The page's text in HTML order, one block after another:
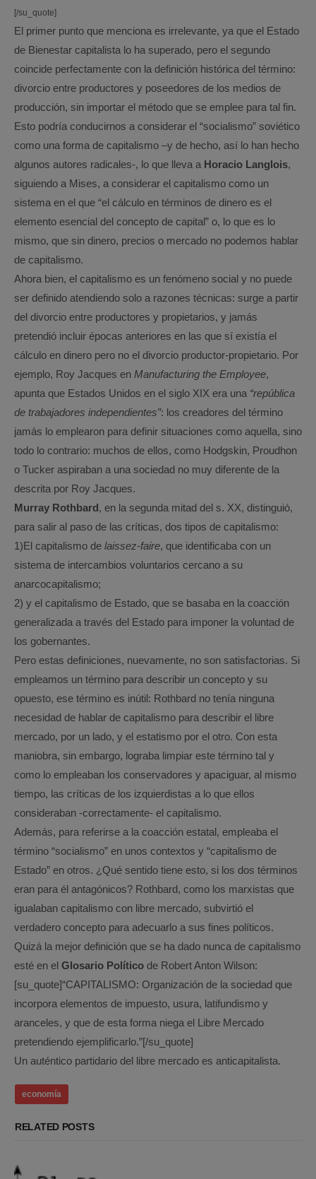
[/su_quote]
El primer punto que menciona es irrelevante, ya que el Estado
de Bienestar capitalista lo ha superado, pero el segundo
coincide perfectamente con la definición histórica del término:
divorcio entre productores y poseedores de los medios de
producción, sin importar el método que se emplee para tal fin.
Esto podría conducirnos a considerar el “socialismo” soviético
como una forma de capitalismo –y de hecho, así lo han hecho
algunos autores radicales-, lo que lleva a Horacio Langlois,
siguiendo a Mises, a considerar el capitalismo como un
sistema en el que “el cálculo en términos de dinero es el
elemento esencial del concepto de capital” o, lo que es lo
mismo, que sin dinero, precios o mercado no podemos hablar
de capitalismo.
Ahora bien, el capitalismo es un fenómeno social y no puede
ser definido atendiendo solo a razones técnicas: surge a partir
del divorcio entre productores y propietarios, y jamás
pretendió incluir épocas anteriores en las que sí existía el
cálculo en dinero pero no el divorcio productor-propietario. Por
ejemplo, Roy Jacques en Manufacturing the Employee,
apunta que Estados Unidos en el siglo XIX era una “república
de trabajadores independientes”: los creadores del término
jamás lo emplearon para definir situaciones como aquella, sino
todo lo contrario: muchos de ellos, como Hodgskin, Proudhon
o Tucker aspiraban a una sociedad no muy diferente de la
descrita por Roy Jacques.
Murray Rothbard , en la segunda mitad del s. XX, distinguió,
para salir al paso de las críticas, dos tipos de capitalismo:
1)El capitalismo de laissez-faire, que identificaba con un
sistema de intercambios voluntarios cercano a su
anarcocapitalismo;
2) y el capitalismo de Estado, que se basaba en la coacción
generalizada a través del Estado para imponer la voluntad de
los gobernantes.
Pero estas definiciones, nuevamente, no son satisfactorias. Si
empleamos un término para describir un concepto y su
opuesto, ese término es inútil: Rothbard no tenía ninguna
necesidad de hablar de capitalismo para describir el libre
mercado, por un lado, y el estatismo por el otro. Con esta
maniobra, sin embargo, lograba limpiar este término tal y
como lo empleaban los conservadores y apaciguar, al mismo
tiempo, las críticas de los izquierdistas a lo que ellos
consideraban -correctamente- el capitalismo.
Además, para referirse a la coacción estatal, empleaba el
término “socialismo” en unos contextos y “capitalismo de
Estado” en otros. ¿Qué sentido tiene esto, si los dos términos
eran para él antagónicos? Rothbard, como los marxistas que
igualaban capitalismo con libre mercado, subvirtió el
verdadero concepto para adecuarlo a sus fines políticos.
Quizá la mejor definición que se ha dado nunca de capitalismo
esté en el Glosario Político de Robert Anton Wilson:
[su_quote]“CAPITALISMO: Organización de la sociedad que
incorpora elementos de impuesto, usura, latifundismo y
aranceles, y que de esta forma niega el Libre Mercado
pretendiendo ejemplificarlo.”[/su_quote]
Un auténtico partidario del libre mercado es anticapitalista.
economía
RELATED POSTS